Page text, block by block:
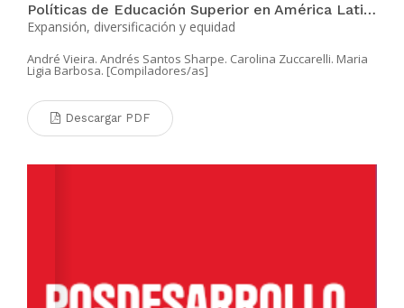
Políticas de Educación Superior en América Latina
Expansión, diversificación y equidad
André Vieira. Andrés Santos Sharpe. Carolina Zuccarelli. Maria
Ligia Barbosa. [Compiladores/as]
Descargar PDF